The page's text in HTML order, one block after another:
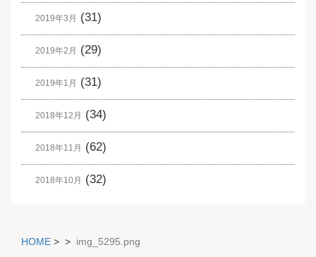
2019年3月 (31)
2019年2月 (29)
2019年1月 (31)
2018年12月 (34)
2018年11月 (62)
2018年10月 (32)
HOME > > img_5295.png